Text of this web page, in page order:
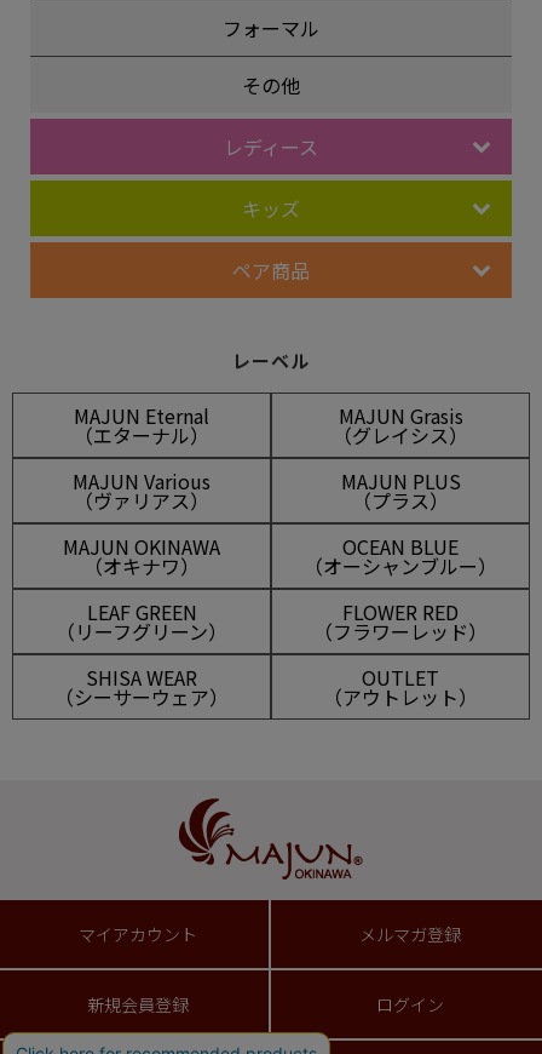
フォーマル
その他
レディース
キッズ
ペア商品
レーベル
MAJUN Eternal
（エターナル）
MAJUN Grasis
（グレイシス）
MAJUN Various
（ヴァリアス）
MAJUN PLUS
（プラス）
MAJUN OKINAWA
（オキナワ）
OCEAN BLUE
（オーシャンブルー）
LEAF GREEN
（リーフグリーン）
FLOWER RED
（フラワーレッド）
SHISA WEAR
（シーサーウェア）
OUTLET
（アウトレット）
マイアカウント メルマガ登録
新規会員登録 ログイン